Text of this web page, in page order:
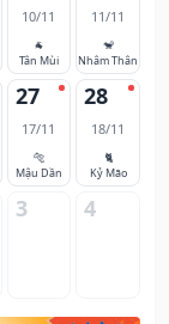
10/11
🐐
Tân Mùi
11/11
🐒
Nhâm Thân
27
17/11
🐅
Mậu Dần
28
18/11
🐈
Kỷ Mão
3 4